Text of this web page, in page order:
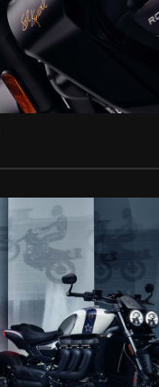
Jön még kép!